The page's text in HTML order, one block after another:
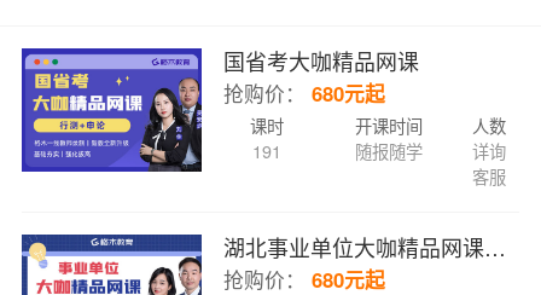
国省考大咖精品网课
抢购价：680元起
课时
191
开课时间
随报随学
人数
详询
客服
湖北事业单位大咖精品网课（职测A类+综合A类）
抢购价：680元起